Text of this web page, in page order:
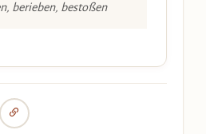
berieben, bestoßen